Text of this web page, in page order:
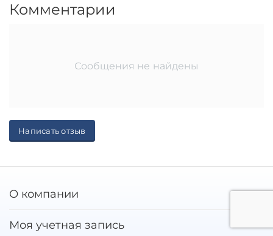
Комментарии
Сообщения не найдены
Написать отзыв
О компании
Моя учетная запись